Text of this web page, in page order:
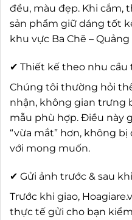
đều, màu đẹp. Khi cắm,
sản phẩm giữ dáng tốt
khu vực Ba Chẽ –
✔ Thiết kế theo nhu cầu
Chúng tôi thường hỏi
nhận, không gian trưng
mẫu phù hợp. Điều này
“vừa mắt” hơn, không
với mong muốn.
✔ Gửi ảnh trước & sau
Trước khi giao,
thực tế gửi cho bạn